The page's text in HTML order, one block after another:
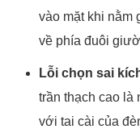
vào mặt khi nằm
về phía đuôi
Lỗi chọn sai
trần thạch cao là
với tai cài của